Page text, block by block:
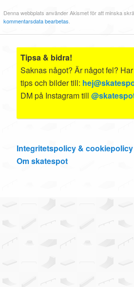
Denna webbplats använder Akismet för att minska
kommentarsdata bearbetas.
Tipsa & bidra!
Saknas något? Är något fel?
tips och bilder till:
DM på Instagram till
Integritetspolicy & cookiepolicy
Om skatespot